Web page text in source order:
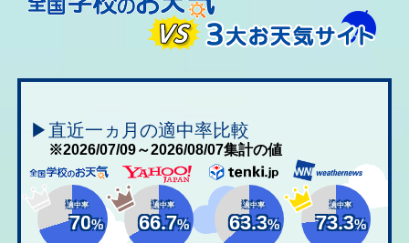
▶直近一ヵ月の適中率比較
※2026/07/09～2026/08/07集計の値
適中率
70%
適中率
66.7%
適中率
63.3%
適中率
73.3%